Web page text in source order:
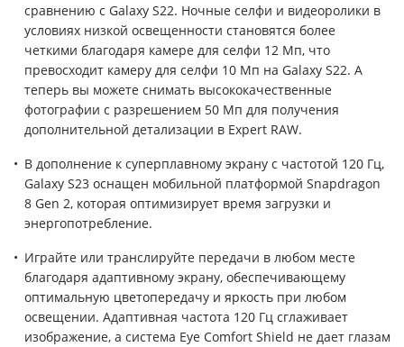
сравнению с Galaxy S22. Ночные селфи и видеоролики в
условиях низкой освещенности становятся более
четкими благодаря камере для селфи 12 Мп, что
превосходит камеру для селфи 10 Мп на Galaxy S22. А
теперь вы можете снимать высококачественные
фотографии с разрешением 50 Мп для получения
дополнительной детализации в Expert RAW.
В дополнение к суперплавному экрану с частотой 120 Гц,
Galaxy S23 оснащен мобильной платформой Snapdragon
8 Gen 2, которая оптимизирует время загрузки и
энергопотребление.
Играйте или транслируйте передачи в любом месте
благодаря адаптивному экрану, обеспечивающему
оптимальную цветопередачу и яркость при любом
освещении. Адаптивная частота 120 Гц сглаживает
изображение, а система Eye Comfort Shield не дает глазам